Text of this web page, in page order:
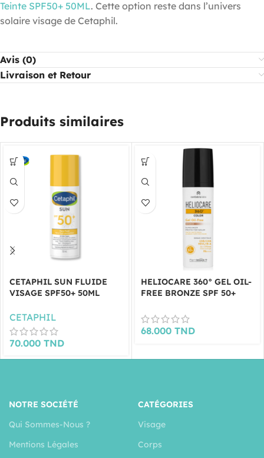
Teinte SPF50+ 50ML. Cette option reste dans l’univers
solaire visage de Cetaphil.
Avis (0)
Livraison et Retour
Produits similaires
CETAPHIL SUN FLUIDE
VISAGE SPF50+ 50ML
CETAPHIL
70.000 TND
HELIOCARE 360° GEL OIL-
FREE BRONZE SPF 50+
68.000 TND
NOTRE SOCIÉTÉ
Qui Sommes-Nous ?
Mentions Légales
CATÉGORIES
Visage
Corps